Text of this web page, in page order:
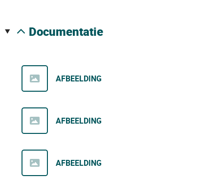
documentatie
AFBEELDING
AFBEELDING
AFBEELDING